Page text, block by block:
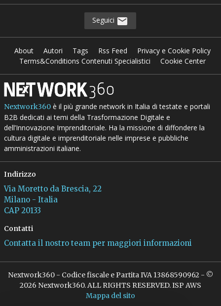
Seguici
About Autori Tags Rss Feed
Privacy e Cookie Policy
Terms&Conditions Contenuti Specialistici
Cookie Center
Nextwork360è il più grande network in Italia di testate e portali
B2B dedicati ai temi della Trasformazione Digitale e
dell’Innovazione Imprenditoriale. Ha la missione di diffondere la
cultura digitale e imprenditoriale nelle imprese e pubbliche
amministrazioni italiane.
Indirizzo
Via Moretto da Brescia, 22
Milano - Italia
CAP 20133
Contatti
Contatta il nostro team per maggiori informazioni
Nextwork360 - Codice fiscale e Partita IVA 13868590962 - ©
2026 Nextwork360. ALL RIGHTS RESERVED. ISP AWS
Mappa del sito